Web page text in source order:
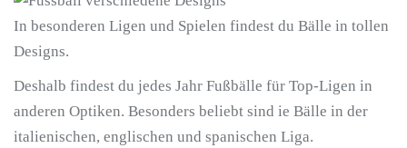
In besonderen Ligen und Spielen findest du Bälle in tollen
Designs.
Deshalb findest du jedes Jahr Fußbälle für Top-Ligen in
anderen Optiken. Besonders beliebt sind ie Bälle in der
italienischen, englischen und spanischen Liga.